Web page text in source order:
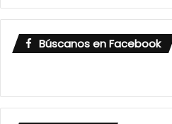
Búscanos en Facebook